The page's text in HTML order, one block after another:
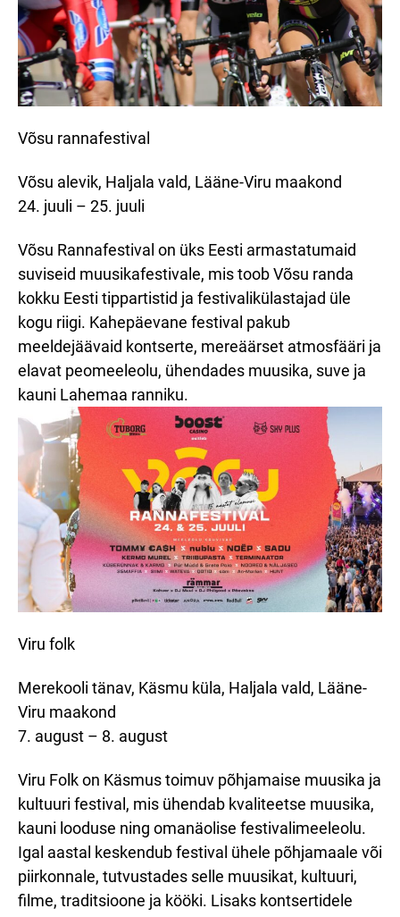
Võsu rannafestival
Võsu alevik, Haljala vald, Lääne-Viru maakond
24. juuli – 25. juuli
Võsu Rannafestival on üks Eesti armastatumaid
suviseid muusikafestivale, mis toob Võsu randa
kokku Eesti tippartistid ja festivalikülastajad üle
kogu riigi. Kahepäevane festival pakub
meeldejäävaid kontserte, mereäärset atmosfääri ja
elavat peomeeleolu, ühendades muusika, suve ja
kauni Lahemaa ranniku.
Viru folk
Merekooli tänav, Käsmu küla, Haljala vald, Lääne-
Viru maakond
7. august – 8. august
Viru Folk on Käsmus toimuv põhjamaise muusika ja
kultuuri festival, mis ühendab kvaliteetse muusika,
kauni looduse ning omanäolise festivalimeeleolu.
Igal aastal keskendub festival ühele põhjamaale või
piirkonnale, tutvustades selle muusikat, kultuuri,
filme, traditsioone ja kööki. Lisaks kontsertidele